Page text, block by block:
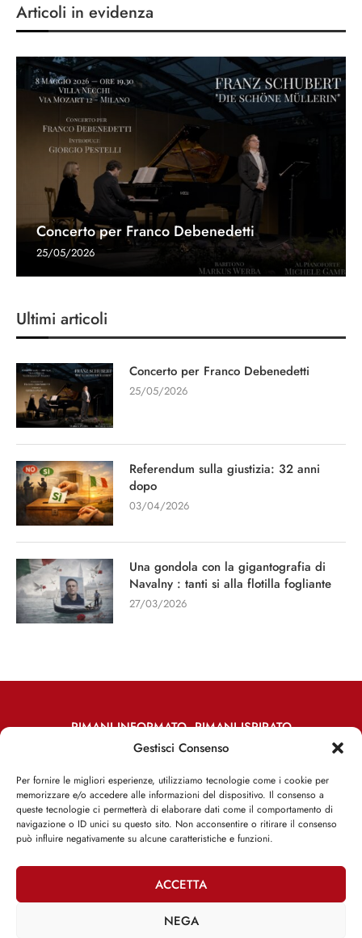
Gestisci Consenso
Per fornire le migliori esperienze, utilizziamo tecnologie come i cookie per
memorizzare e/o accedere alle informazioni del dispositivo. Il consenso a
queste tecnologie ci permetterà di elaborare dati come il comportamento di
navigazione o ID unici su questo sito. Non acconsentire o ritirare il consenso
può influire negativamente su alcune caratteristiche e funzioni.
ACCETTA
NEGA
Articoli in evidenza
Concerto per Franco Debenedetti
25/05/2026
Ultimi articoli
Concerto per Franco Debenedetti
25/05/2026
Referendum sulla giustizia: 32 anni
dopo
03/04/2026
Una gondola con la gigantografia di
Navalny : tanti si alla flotilla fogliante
27/03/2026
RIMANI INFORMATO, RIMANI ISPIRATO
Iscriviti alla Newsletter
ISCRIVITI ADESSO
Facebook Twitter Email